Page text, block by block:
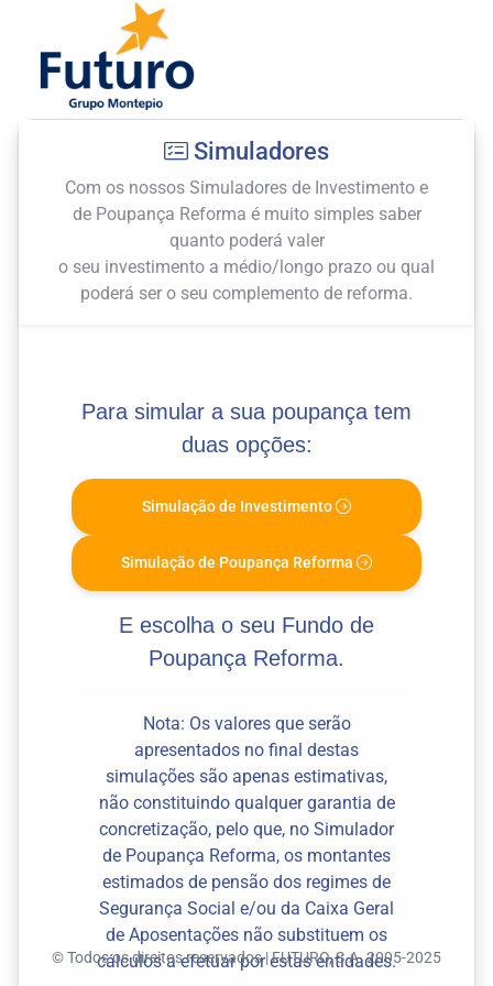
Simuladores
Com os nossos Simuladores de Investimento e
de Poupança Reforma é muito simples saber
quanto poderá valer
o seu investimento a médio/longo prazo ou qual
poderá ser o seu complemento de reforma.
Para simular a sua poupança tem
duas opções:
Simulação de Investimento
Simulação de Poupança Reforma
E escolha o seu Fundo de
Poupança Reforma.
Nota: Os valores que serão
apresentados no final destas
simulações são apenas estimativas,
não constituindo qualquer garantia de
concretização, pelo que, no Simulador
de Poupança Reforma, os montantes
estimados de pensão dos regimes de
Segurança Social e/ou da Caixa Geral
de Aposentações não substituem os
cálculos a efetuar por estas entidades.
© Todos os direitos reservados | FUTURO, S.A. 2005-2025